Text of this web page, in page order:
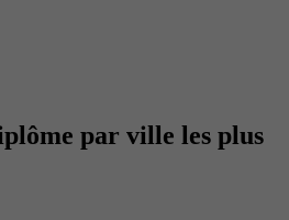
par ville les plus